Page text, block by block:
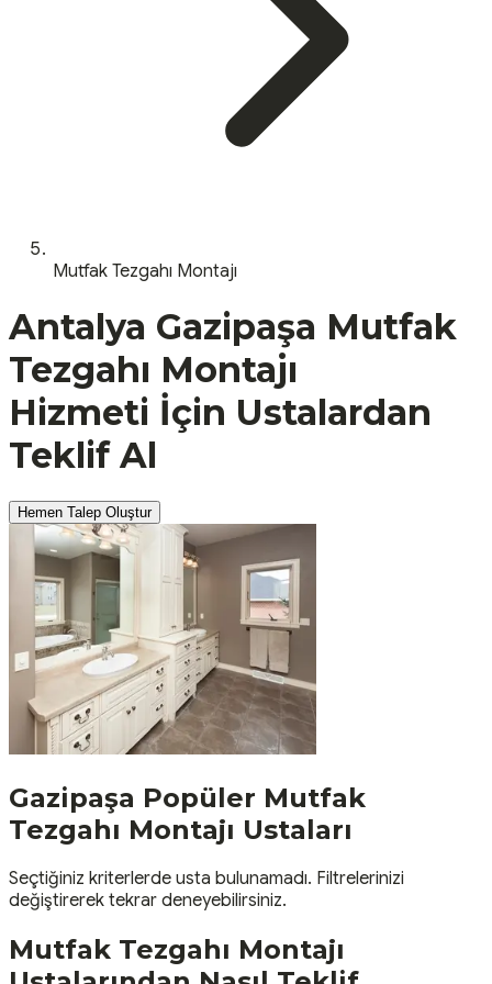
Mutfak Tezgahı Montajı
Antalya Gazipaşa Mutfak
Tezgahı Montajı
Hizmeti İçin Ustalardan
Teklif Al
Hemen Talep Oluştur
Gazipaşa Popüler Mutfak
Tezgahı Montajı Ustaları
Seçtiğiniz kriterlerde usta bulunamadı. Filtrelerinizi
değiştirerek tekrar deneyebilirsiniz.
Mutfak Tezgahı Montajı